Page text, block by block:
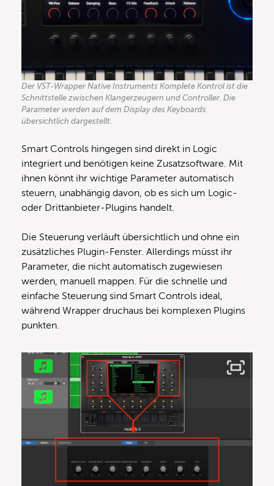
Der VST-Wrapper Native Instruments Komplete Kontrol ist die
Schnittstelle zwischen Klangerzeugern und Controller. Die
Parameter werden auf dem Display des Keyboards
übersichtlich dargestellt.
Smart Controls hingegen sind direkt in Logic
integriert und benötigen keine Zusatzsoftware. Mit
ihnen könnt ihr wichtige Parameter automatisch
steuern, unabhängig davon, ob es sich um Logic-
oder Drittanbieter-Plugins handelt.
Die Steuerung verläuft übersichtlich und ohne ein
zusätzliches Plugin-Fenster. Allerdings müsst ihr
Parameter, die nicht automatisch zugewiesen
werden, manuell mappen. Für die schnelle und
einfache Steuerung sind Smart Controls ideal,
während Wrapper druchaus bei komplexen Plugins
punkten.